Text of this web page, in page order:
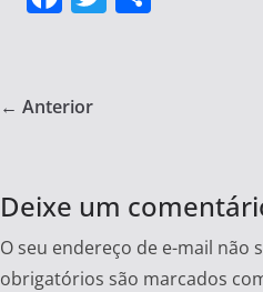
e
o
k
← Anterior
Deixe um
O seu endereço de e-mail não
obrigatórios são marcados